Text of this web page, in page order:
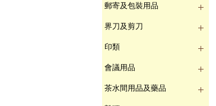
郵寄及包裝用品
界刀及剪刀
印類
會議用品
茶水間用品及藥品